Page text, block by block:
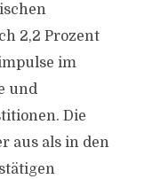
2,2 Prozent
im
und
Die
aus als in den